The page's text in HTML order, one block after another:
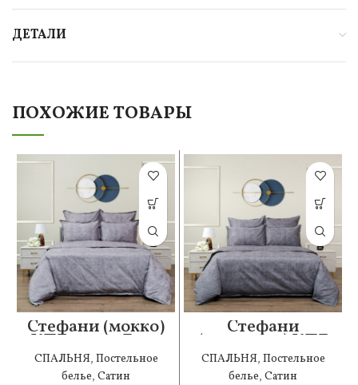
ДЕТАЛИ
ПОХОЖИЕ ТОВАРЫ
Стефани (мокко)
КПБ сатин Евро
СПАЛЬНЯ, Постельное
белье, Сатин
Стефани
(антрацит) КПБ
сатин Евро
СПАЛЬНЯ, Постельное
белье, Сатин